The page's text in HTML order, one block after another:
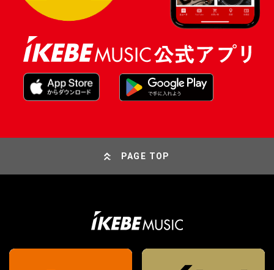
PAGE TOP